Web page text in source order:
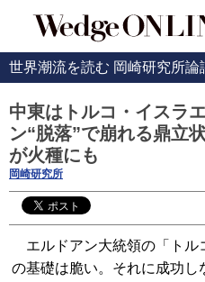
世界潮流を読む 岡崎研究所論
中東はトルコ・イスラ
ン“脱落”で崩れる鼎立
が火種にも
岡崎研究所
エルドアン大統領の「トル
の基礎は脆い。それに成功し